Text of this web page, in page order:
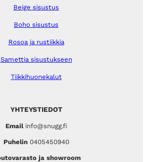
YHTEYSTIEDOT
Emailinfo@snugg.fi
Puhelin 0405450940
ja showroom
Beige sisustus
Boho sisustus
Rosoa ja rustiikkia
Samettia sisustukseen
Tiikkihuonekalut